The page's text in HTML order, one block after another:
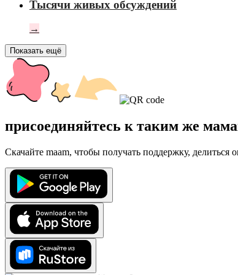
Тысячи живых обсуждений
→
Показать ещё
присоединяйтесь к таким же
Скачайте maam, чтобы получать поддержку, делиться